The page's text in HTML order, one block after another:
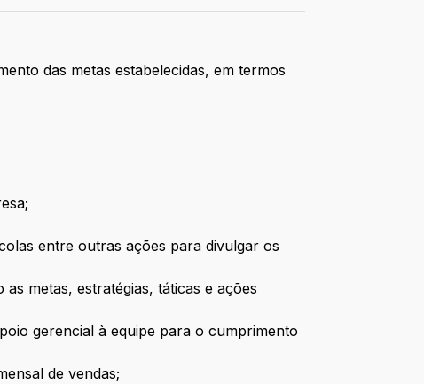
das metas estabelecidas, em termos
entre outras ações para divulgar os
metas, estratégias, táticas e ações
gerencial à equipe para o cumprimento
de vendas;